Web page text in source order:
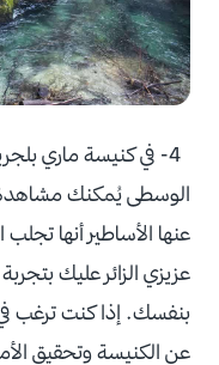
4- في كنيسة ماري
الوسطى يُمكنك مشاهدة
عنها الأساطير أنها
عزيزي الزائر عليك
بنفسك. إذا كنت ترغب في